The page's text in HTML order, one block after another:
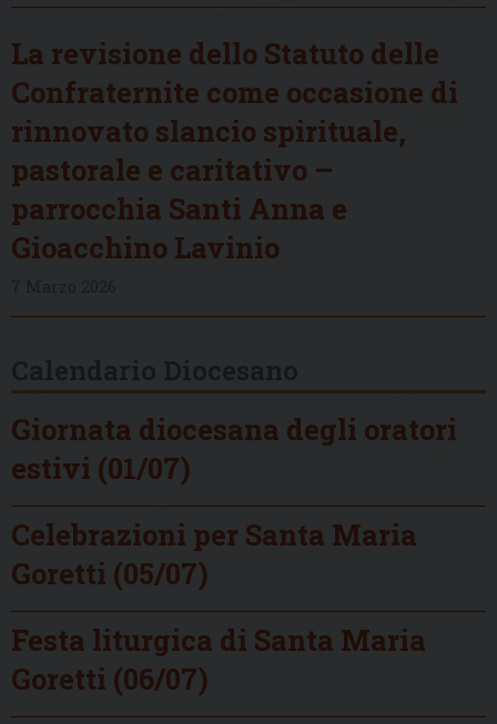
La revisione dello Statuto delle
Confraternite come occasione di
rinnovato slancio spirituale,
pastorale e caritativo –
parrocchia Santi Anna e
Gioacchino Lavinio
Giornata diocesana degli oratori
estivi (01/07)
Celebrazioni per Santa Maria
Goretti (05/07)
Festa liturgica di Santa Maria
Goretti (06/07)